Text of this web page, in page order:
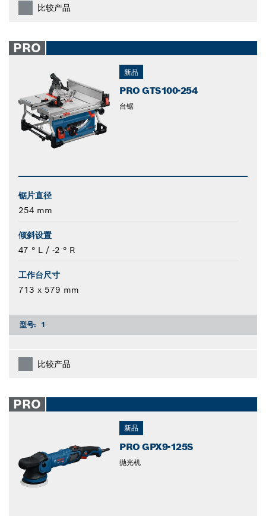
比较产品
PRO
新品
PRO ​GTS100-254
台锯
锯片直径
254 mm
倾斜设置
47 ° L / -2 ° R
工作台尺寸
713 x 579 mm
型号: 1
比较产品
PRO
新品
PRO GPX9-125S
抛光机